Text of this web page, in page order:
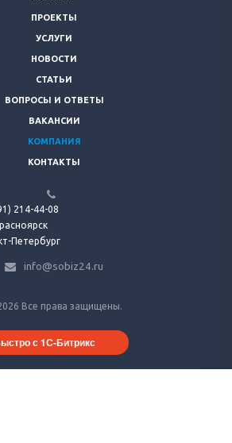
Все права защищены.
с 1С-Битрикс
ПРОЕКТЫ
УСЛУГИ
НОВОСТИ
СТАТЬИ
ВОПРОСЫ И ОТВЕТЫ
ВАКАНСИИ
КОМПАНИЯ
КОНТАКТЫ
214-44-08
Петербург
info@sobiz24.ru